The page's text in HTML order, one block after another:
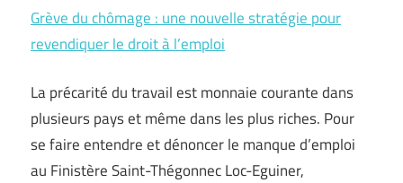
Grève du chômage : une nouvelle stratégie pour
revendiquer le droit à l’emploi
La précarité du travail est monnaie courante dans
plusieurs pays et même dans les plus riches. Pour
se faire entendre et dénoncer le manque d’emploi
au Finistère Saint-Thégonnec Loc-Eguiner,